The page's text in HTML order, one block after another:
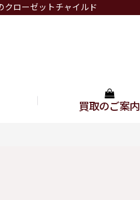
クローゼットチャイルド
買取のご案内